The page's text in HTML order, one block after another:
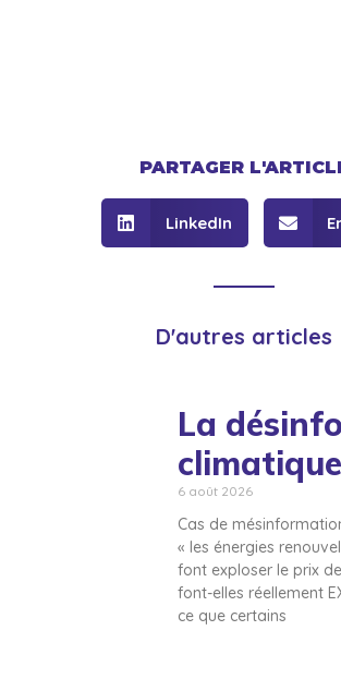
PARTAGER
LinkedIn
D'autres articles
La
climatique
6 août 2026
Cas de
« les énergies
font exploser le prix de
font-elles réellement
ce que certains